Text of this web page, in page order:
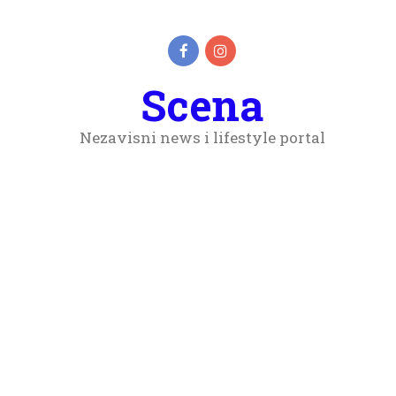
Scena
Nezavisni news i lifestyle portal